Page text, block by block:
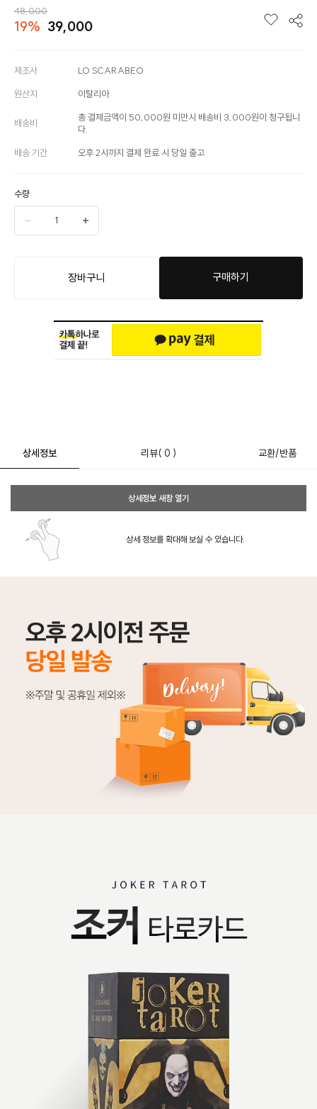
48,000
19% 39,000
제조사 LO SCARABEO
원산지 이탈리아
배송비
총 결제금액이 50,000원 미만시 배송비 3,000원이 청구됩니
다.
배송 기간 오후 2시까지 결제 완료 시 당일 출고
수량
장바구니 구매하기
상세정보 리뷰( 0 ) 교환/반품
상세정보 새창 열기
상세 정보를 확대해 보실 수 있습니다.